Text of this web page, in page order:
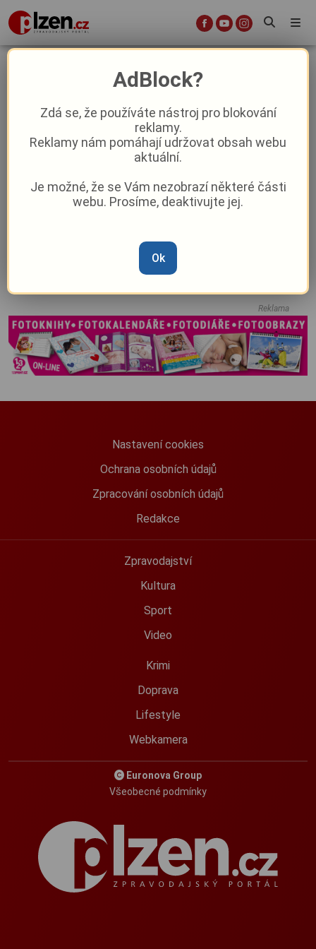
Z Mnichova do Plzně pěšky za dobrým
pivem: Influencer Beer Boomer vyrazil
na 370 kilometrů dlouhou pouť „Via
SDH Mnichov oslavil 150 let
Bitva o větrníky u hranic: Češi ženou
německého investora před soud v
Reklama
Nastavení cookies
Ochrana osobních údajů
Zpracování osobních údajů
Redakce
Zpravodajství
Kultura
Sport
Video
Krimi
Doprava
Lifestyle
Webkamera
Euronova Group
Všeobecné podmínky
AdBlock?
Zdá se, že používáte nástroj pro blokování
reklamy.
Reklamy nám pomáhají udržovat obsah webu
aktuální.
Je možné, že se Vám nezobrazí některé části
webu. Prosíme, deaktivujte jej.
Ok